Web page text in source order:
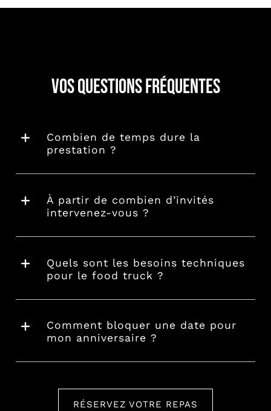
Vos questions fréquentes
Combien de temps dure la
prestation ?
À partir de combien d’invités
intervenez-vous ?
Quels sont les besoins techniques
pour le food truck ?
Comment bloquer une date pour
mon anniversaire ?
RÉSERVEZ VOTRE REPAS